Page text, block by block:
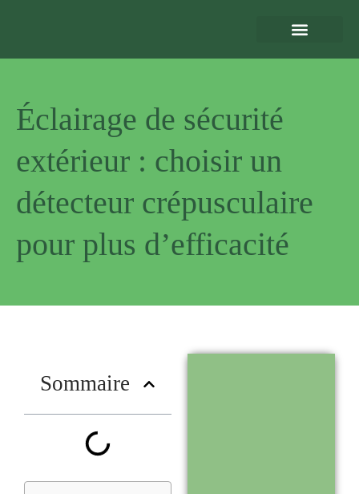
Éclairage de sécurité
extérieur : choisir un
détecteur crépusculaire
pour plus d’efficacité
Sommaire